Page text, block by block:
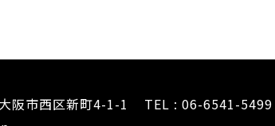
阪市西区新町4-1-1 TEL : 06-6541-5499